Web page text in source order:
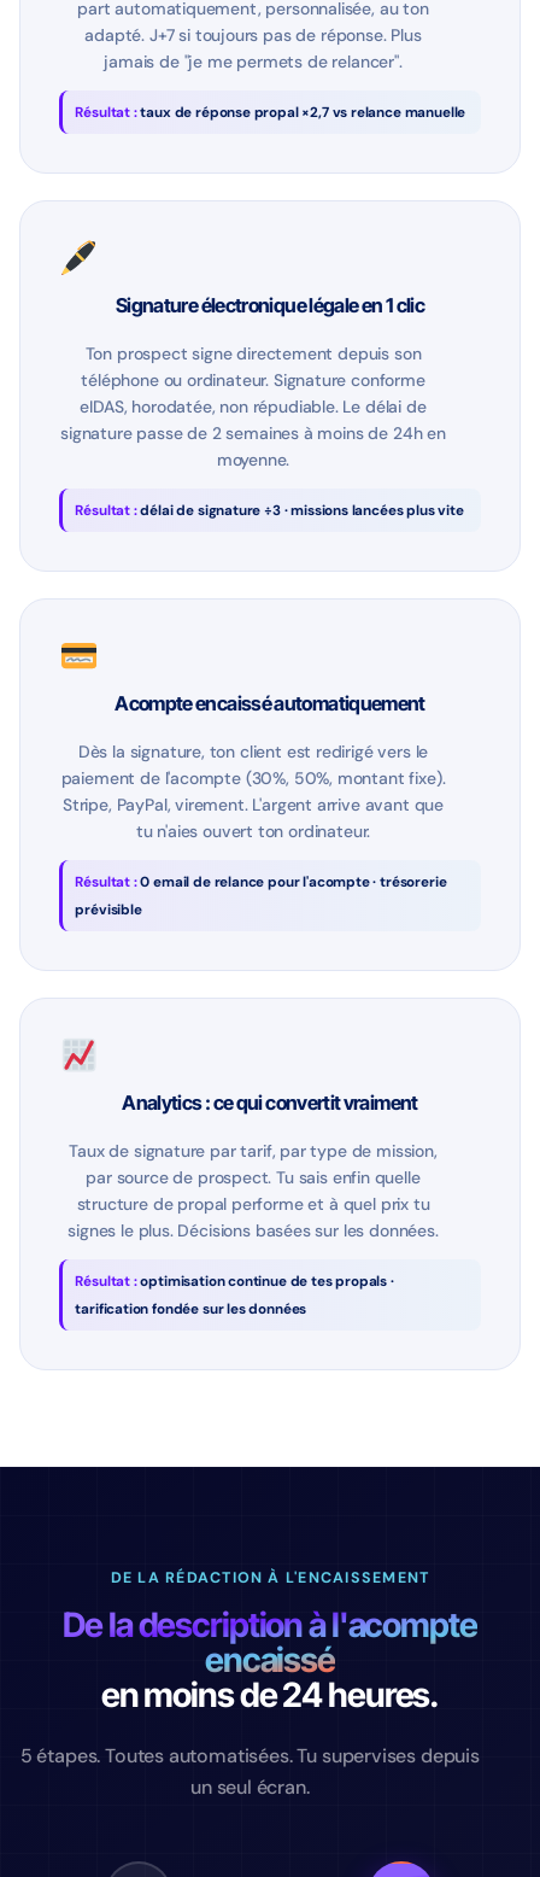
part automatiquement, personnalisée, au ton
adapté. J+7 si toujours pas de réponse. Plus
jamais de "je me permets de relancer".
Résultat :taux de réponse propal ×2,7 vs relance manuelle
Signature électronique légale en 1 clic
Ton prospect signe directement depuis son
téléphone ou ordinateur. Signature conforme
eIDAS, horodatée, non répudiable. Le délai de
signature passe de 2 semaines à moins de 24h en
moyenne.
Résultat :délai de signature ÷3 · missions lancées plus vite
Acompte encaissé automatiquement
Dès la signature, ton client est redirigé vers le
paiement de l'acompte (30%, 50%, montant fixe).
Stripe, PayPal, virement. L'argent arrive avant que
tu n'aies ouvert ton ordinateur.
Résultat :0 email de relance pour l'acompte · trésorerie
prévisible
Analytics : ce qui convertit vraiment
Taux de signature par tarif, par type de mission,
par source de prospect. Tu sais enfin quelle
structure de propal performe et à quel prix tu
signes le plus. Décisions basées sur les données.
Résultat :optimisation continue de tes propals ·
tarification fondée sur les données
DE LA RÉDACTION À L'ENCAISSEMENT
De la description à l'acompte
encaissé
en moins de 24 heures.
5 étapes. Toutes automatisées. Tu supervises depuis
un seul écran.